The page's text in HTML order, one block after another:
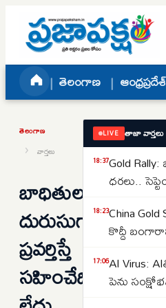
Skip to content
తెలంగాణ ఆంధ్రప్రదేశ్
తెలంగాణ
› వార్తలు
బాధితులతో
దురుసుగా
ప్రవర్తిస్తే
సహించేది
LIVE తాజా వార్తలు
18:37Gold
ధరలు..
18:23China
కొద్దీ
వెనుక
17:06AI Virus:
పెను